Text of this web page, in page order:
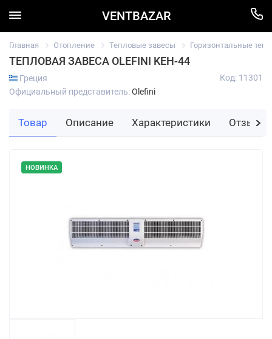
VENTBAZAR
Главная Отопление Тепловые завесы Горизонтальные
ТЕПЛОВАЯ ЗАВЕСА OLEFINI KEH-44
Греция
Официальный представитель:Olefini
Код: 11301
НОВИНКА
Товар Описание Характеристики Отзывы